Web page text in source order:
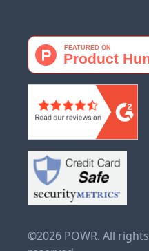
©2026 POWR. All rights